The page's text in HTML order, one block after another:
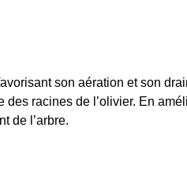
son aération et son
racines de l’olivier. En
de l’arbre.